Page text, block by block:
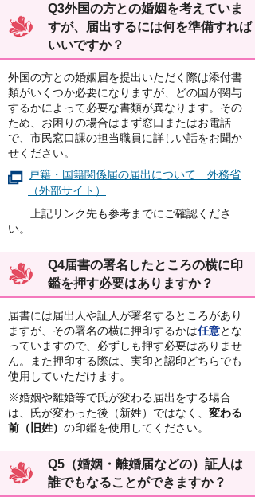
Q3外国の方との婚姻を考えていま
すが、届出するには何を準備すれば
いいですか？
外国の方との婚姻届を提出いただく際は添付書
類がいくつか必要になりますが、どの国が関与
するかによって必要な書類が異なります。その
ため、お困りの場合はまず窓口またはお電話
で、市民窓口課の担当職員に詳しい話をお聞か
せください。
戸籍・国籍関係届の届出について 外務省
（外部サイト）
上記リンク先も参考までにご確認くださ
い。
Q4届書の署名したところの横に印
鑑を押す必要はありますか？
届書には届出人や証人が署名するところがあり
ますが、その署名の横に押印するかは任意とな
っていますので、必ずしも押す必要はありませ
ん。また押印する際は、実印と認印どちらでも
使用していただけます。
※婚姻や離婚等で氏が変わる届出をする場合
は、氏が変わった後（新姓）ではなく、 変わる
前（旧姓） の印鑑を使用してください。
Q5（婚姻・離婚届などの）証人は
誰でもなることができますか？